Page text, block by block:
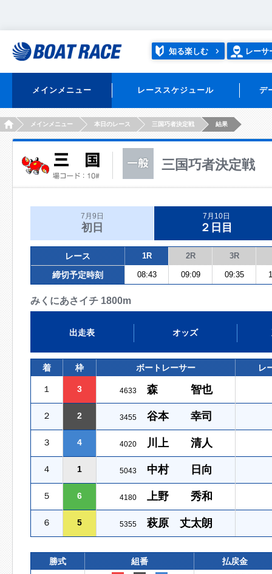
知る楽しむ レーサ
メインメニュー レーススケジュール デ
HOMEメインメニュー 本日のレース 三国巧者決定戦 結果
三国巧者決定戦
7月9日
初日
7月10日
２日目
レース 1R 2R 3R
締切予定時刻 08:43 09:09 09:35
みくにあさイチ 1800m
出走表 オッズ
着 枠 ボートレーサー レ
１ 3 4633 森 智也
２ 2 3455 谷本 幸司
３ 4 4020 川上 清人
４ 1 5043 中村 日向
５ 6 4180 上野 秀和
６ 5 5355 萩原 丈太朗
勝式 組番 払戻金